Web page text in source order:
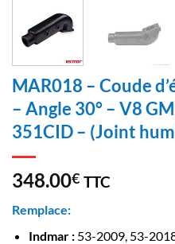
MAR018 – Coude
– Angle 30° – V8
351CID – (Joint
348.00€ TTC
Remplace:
Indmar :53-2009, 53-